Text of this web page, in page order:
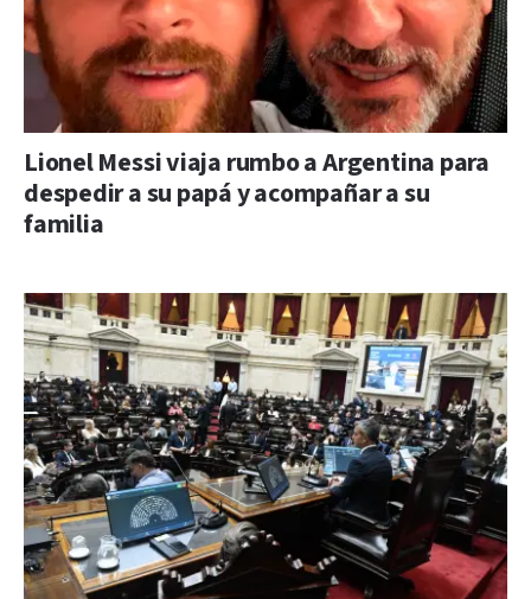
Lionel Messi viaja rumbo a Argentina para
despedir a su papá y acompañar a su
familia